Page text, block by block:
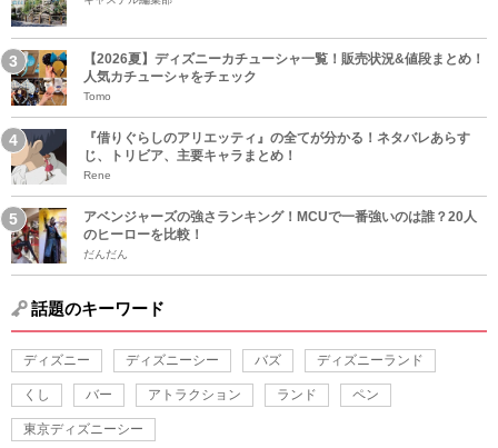
【2026夏】ディズニーカチューシャ一覧！販売状況&値段まとめ！
人気カチューシャをチェック
Tomo
『借りぐらしのアリエッティ』の全てが分かる！ネタバレあらす
じ、トリビア、主要キャラまとめ！
Rene
アベンジャーズの強さランキング！MCUで一番強いのは誰？20人
のヒーローを比較！
だんだん
話題のキーワード
ディズニー ディズニーシー バズ ディズニーランド
くし バー アトラクション ランド ペン
東京ディズニーシー